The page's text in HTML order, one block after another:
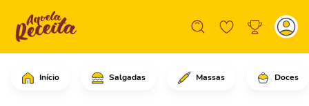
Início Salgadas Massas Doces